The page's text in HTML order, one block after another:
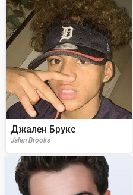
Джален Брукс
Jalen Brooks